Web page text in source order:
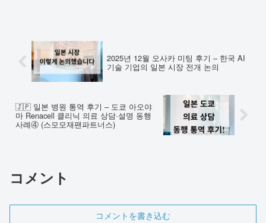
2025년 12월 오사카 미팅 후기 – 한국 AI
기술 기업의 일본 시장 전개 논의
🇯🇵 일본 병원 통역 후기 – 도쿄 아오야
마 Renacell 클리닉 의료 상담·설명 동행
사례④ (스모모재팬파트너스)
コメント
コメントを書き込む